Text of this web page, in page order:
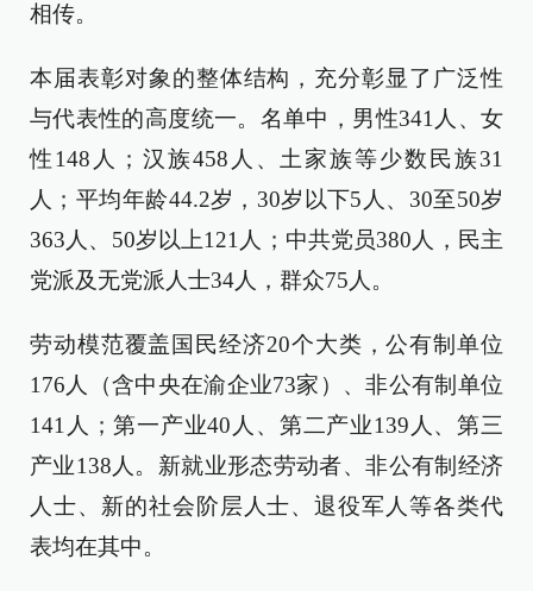
相传。
本届表彰对象的整体结构，充分彰显了广泛性
与代表性的高度统一。名单中，男性341人、女
性148人；汉族458人、土家族等少数民族31
人；平均年龄44.2岁，30岁以下5人、30至50岁
363人、50岁以上121人；中共党员380人，民主
党派及无党派人士34人，群众75人。
劳动模范覆盖国民经济20个大类，公有制单位
176人（含中央在渝企业73家）、非公有制单位
141人；第一产业40人、第二产业139人、第三
产业138人。新就业形态劳动者、非公有制经济
人士、新的社会阶层人士、退役军人等各类代
表均在其中。